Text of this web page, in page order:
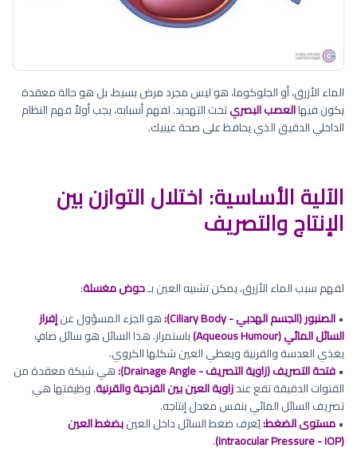
الماء الأزرق، أو الجلوكوما، هو ليس مجرد مرض بسيط، بل هو حالة معقدة
يكون فيهاالعصب البصريتحت التهديد. لفهم أسبابه، يجب أولاً فهم النظام
الداخلي الدقيق الذي يحافظ على صحة عينيك.
الآلية الأساسية: اختلال التوازن بين
الإنتاج والتصريف
لفهم سبب الماء الأزرق، يمكن تشبيه العين بـحوض مغسلة:
•الصنبور (الجسم الهدبي - Ciliary Body): هو الجزء المسؤول عنإفراز
السائل المائي (Aqueous Humour)
باستمرار. هذا السائل هو سائل صافٍ
يغذي العدسة والقرنية ويعطي العين شكلها الكروي.
•فتحة التصريف (زاوية التصريف - Drainage Angle):
هي شبكة معقدة من
القنوات الدقيقة تقع عندزاوية العين بين القزحية والقرنية. وظيفتها هي
تصريف السائل المائي بنفس معدل إنتاجه.
•مستوى الضغط:يُعرف ضغط السائل داخل العينبضغط العين
(Intraocular Pressure - IOP)
.